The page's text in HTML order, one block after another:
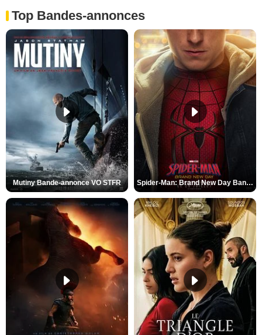
Top Bandes-annonces
Mutiny Bande-annonce VO STFR Spider-Man: Brand New Day Bande-annonce VO STFR